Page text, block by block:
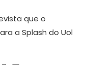
que o
a Splash do Uol